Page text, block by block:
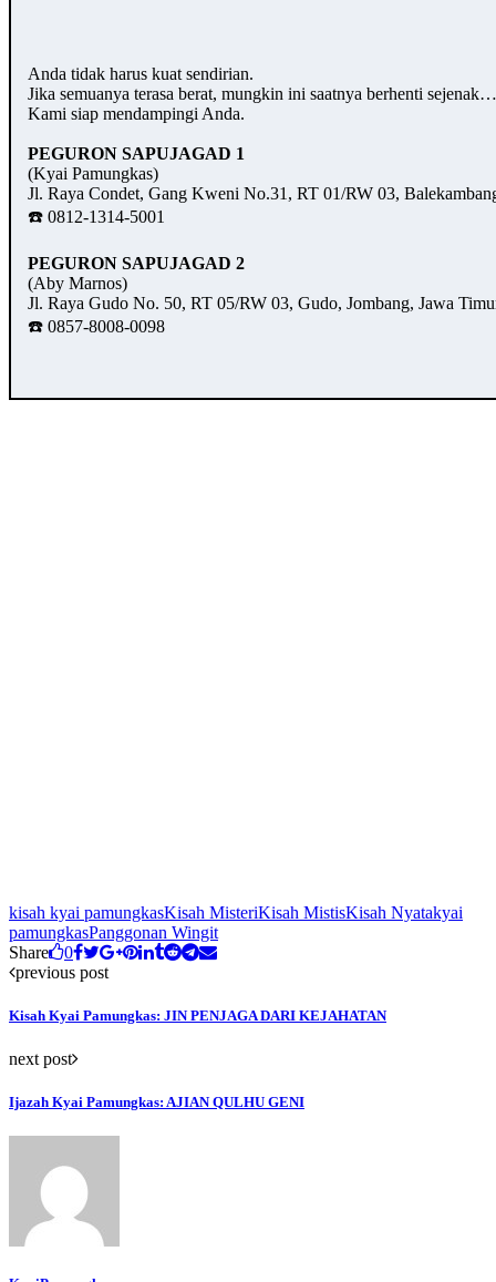
Anda tidak harus kuat sendirian.
Jika semuanya terasa berat, mungkin ini saatnya berhenti
Kami siap mendampingi Anda.
PEGURON SAPUJAGAD 1
(Kyai Pamungkas)
Jl. Raya Condet, Gang Kweni No.31, RT 01/RW 03,
☎️ 0812-1314-5001
PEGURON SAPUJAGAD 2
(Aby Marnos)
Jl. Raya Gudo No. 50, RT 05/RW 03, Gudo, Jombang, Jawa
☎️ 0857-8008-0098
kisah kyai pamungkasKisah MisteriKisah MistisKisah Nyatakyai
pamungkasPanggonan Wingit
Share
0
previous post
Kisah Kyai Pamungkas: JIN PENJAGA DARI KEJAHATAN
next post
Ijazah Kyai Pamungkas: AJIAN QULHU GENI